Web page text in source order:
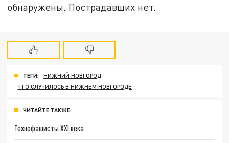
обнаружены. Пострадавших нет.
ТЕГИ:
НИЖНИЙ НОВГОРОД
ЧТО СЛУЧИЛОСЬ В НИЖНЕМ НОВГОРОДЕ
ЧИТАЙТЕ ТАКЖЕ:
Технофашисты XXI века